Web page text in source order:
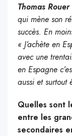
Thomas Rouer
qui mène son
succès. En
« J’achète en
avec une
en Espagne
aussi et surtout
Quelles sont
entre les
secondaires